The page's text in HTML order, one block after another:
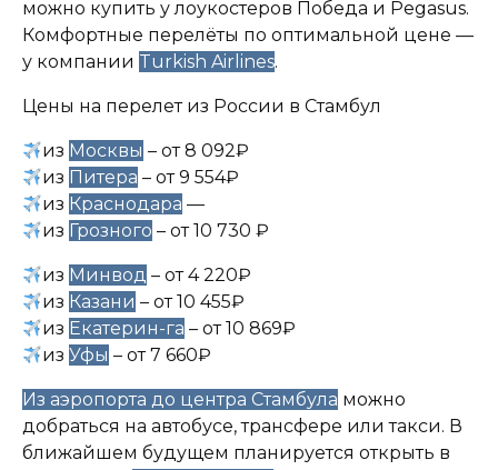
можно купить у лоукостеров Победа и Pegasus.
Комфортные перелёты по оптимальной цене —
у компании Turkish Airlines.
Цены на перелет из России в Стамбул
из Москвы – от 8 092₽
из Питера – от 9 554₽
из Краснодара —
из Грозного – от 10 730 ₽
из Минвод – от 4 220₽
из Казани – от 10 455₽
из Екатерин-га – от 10 869₽
изУфы – от 7 660₽
Из аэропорта до центра Стамбула можно
добраться на автобусе, трансфере или такси. В
ближайшем будущем планируется открыть в